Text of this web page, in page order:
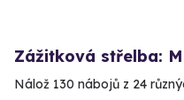
Zážitková střelba:
Nálož 130 nábojů z 24